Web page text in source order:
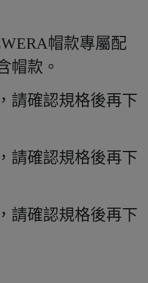
帽款專屬配
帽款。
請確認規格後再下
請確認規格後再下
請確認規格後再下